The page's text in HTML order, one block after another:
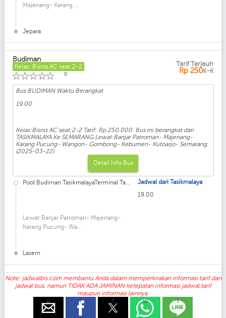
Majenang- Karang ...
Jepara
Budiman
Kelas: Bisnis AC seat:2-2
☆
☆
☆
☆
☆ 0
Tarif Terjauh
Rp 250K-K
Bus BUDIMAN Waktu Berangkat
19.00
Kelas:Bisnis AC seat:2-2 Tarif: Rp 250.000. Bus ini berangkat dari
TASIKMALAYA Ke SEMARANG Lewat:Banjar Patroman- Majenang-
Karang Pucung- Wangon- Gombong- Kebumen- Kutoarjo- Semarang.
(2025-03-22)
Detail Info Bus
Pool Budiman TasikmalayaTerminal Ta...
Lewat:Banjar Patroman- Majenang-
Karang Pucung- Wa...
Lasem
Jadwal dari Tasikmalaya:
19.00
Note: jadwalbis.com membantu Anda dalam memperkirakan informasi tarif dan
jadwal bus, namun TIDAK ADA JAMINAN ketepatan informasi jadwal,tarif
maupun informasi lainnya.
e f t w l